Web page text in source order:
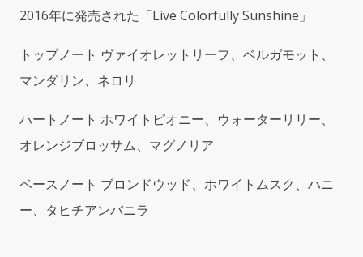
ン
ャ
イ
3.4oz
Spray
2016年に発売された「Live Colorfully Sunshine」
トップノート ヴァイオレットリーフ、ベルガモット、
マンダリン、ネロリ
ハートノート ホワイトピオニー、ウォーターリリー、
オレンジブロッサム、マグノリア
ベースノート ブロンドウッド、ホワイトムスク、ハニ
ー、タヒチアンバニラ